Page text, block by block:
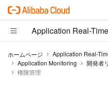
Application Real-
ホームページ
Application Real-
Application Monitoring
開発者
権限管理